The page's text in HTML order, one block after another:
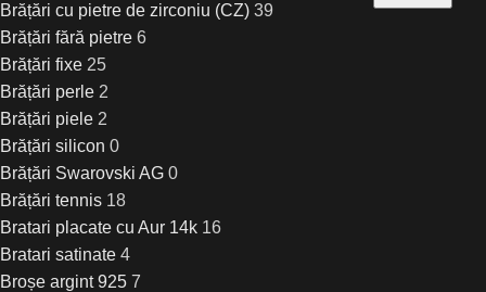
Brățări cu pietre de zirconiu (CZ) 39
Brățări fără pietre 6
Brățări fixe 25
Brățări perle 2
Brățări piele 2
Brățări silicon 0
Brățări Swarovski AG 0
Brățări tennis 18
Bratari placate cu Aur 14k 16
Bratari satinate 4
Broșe argint 925 7